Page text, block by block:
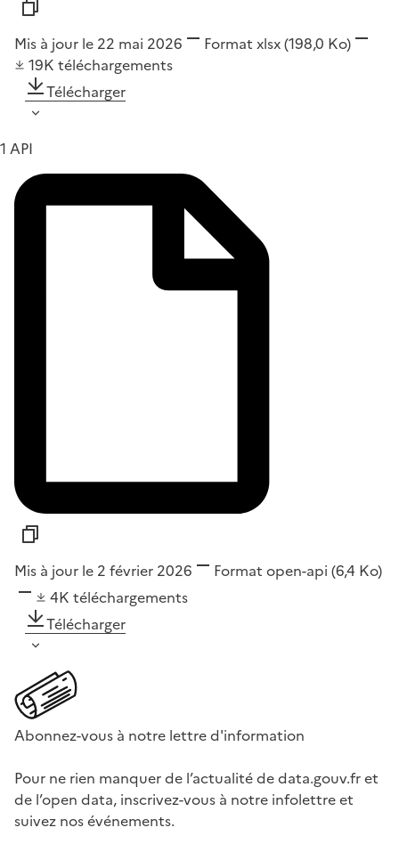
Mis à jour le 22 mai 2026 Format xlsx(198,0 Ko)
19K téléchargements
Télécharger
1 API
Mis à jour le 2 février 2026 Format open-api (6,4 Ko)
4K téléchargements
Télécharger
Abonnez-vous à notre lettre d'information
Pour ne rien manquer de l’actualité de data.gouv.fr et
de l’open data, inscrivez-vous à notre infolettre et
suivez nos événements.